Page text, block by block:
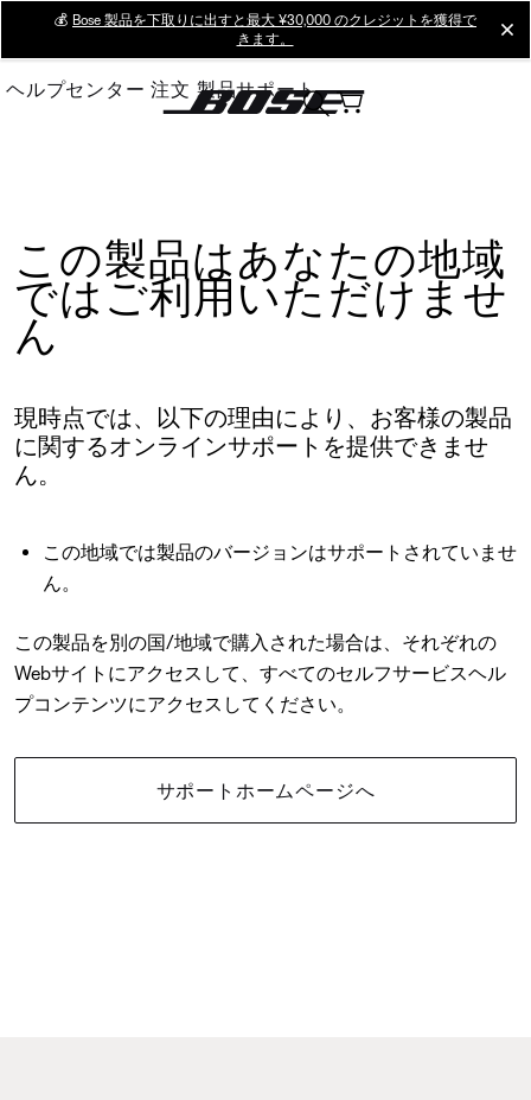
Main
💰 Bose 製品を下取りに出すと最大 ¥30,000 のクレジットを獲得で
きます。
ヘルプセンター 注文 製品サポート
この製品はあなたの地域
ではご利用いただけませ
ん
現時点では、以下の理由により、お客様の製品
に関するオンラインサポートを提供できませ
ん。
この地域では製品のバージョンはサポートされていませ
ん。
この製品を別の国/地域で購入された場合は、それぞれの
Webサイトにアクセスして、すべてのセルフサービスヘル
プコンテンツにアクセスしてください。
サポートホームページへ